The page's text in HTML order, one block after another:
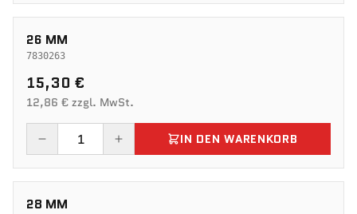
26 MM
7830263
15,30 €
12,86 € zzgl. MwSt.
IN DEN WARENKORB
28 MM